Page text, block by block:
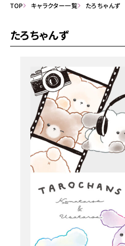
TOP キャラクター一覧 たろちゃんず
たろちゃんず